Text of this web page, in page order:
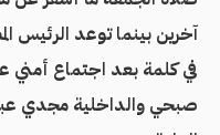
آخرين بينما توعد الرئيس
في كلمة بعد اجتماع
صبحي والداخلية مجدي عبد